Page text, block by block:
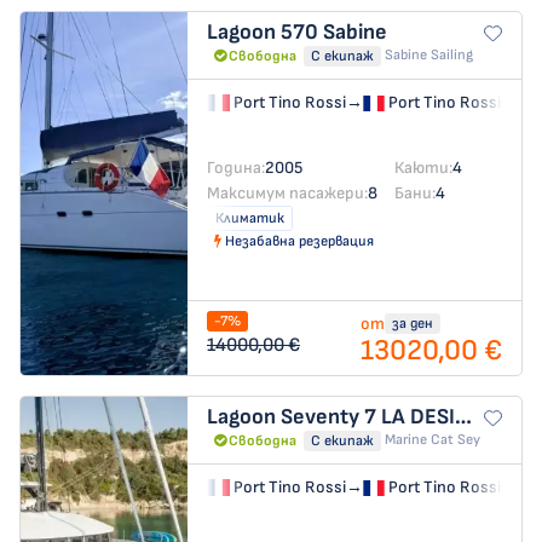
Lagoon 570 Sabine
Свободна С екипаж Sabine Sailing
Port Tino Rossi→ Port Tino Rossi
Година:2005 Каюти:4
Максимум пасажери:8 Бани:4
Климатик
Незабавна резервация
-7%
14000,00 €
от за ден
13020,00 €
Lagoon Seventy 7 LA DESIRADE
Свободна С екипаж Marine Cat Sey
Port Tino Rossi→ Port Tino Rossi